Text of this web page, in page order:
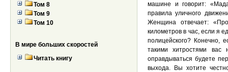
Том 8
Том 9
Том 10
В мире больших скоростей
Читать книгу
машине и говорит:
правила уличного
Женщина отвечает:
километров в час, если я
полицейского? Конечно,
такими хитростями
оправдываться будете
выхода. Вы хотите